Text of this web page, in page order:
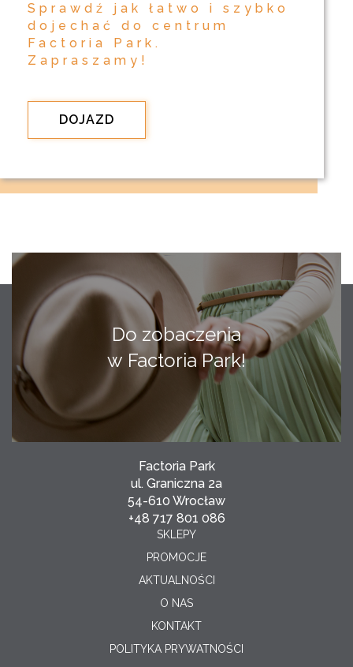
Sprawdź jak łatwo i szybko
dojechać do centrum
Factoria Park.
Zapraszamy!
DOJAZD
Do zobaczenia
w Factoria Park!
Factoria Park
ul. Graniczna 2a
54-610 Wrocław
+48 717 801 086
SKLEPY
PROMOCJE
AKTUALNOŚCI
O NAS
KONTAKT
POLITYKA PRYWATNOŚCI